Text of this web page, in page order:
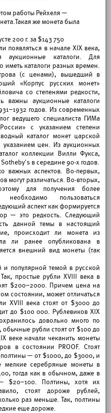
работы Рейхеля —
же монета была
200 г. за $143 750
появляться в начале XIX века,
аукционные каталоги. Для
иметь каталоги разных времен.
(с ценами), вышедший в
«Корпус русских монет»
со степенями редкости,
важны аукционные каталоги
годов. Из современных
ведущего специалиста ГИМа
с указанием степени
каталог монет царской
указанием цен. Из аукционных
коллекции Вилли Фукса,
в середине 90-х годов.
важных аспектов. Во-первых,
могут различаться. Во-вторых,
для получения более
пользоваться
аспект как формируется
— это редкость. Следующий
данной темы в настоящий
происходит ли монета из
ли ранее опубликована в
внешний вид монеты (так
и популярной темой в русской
простые рубли XVIII века в
$200–2000. Причем цена на
состоянии, может отличаться
XVIII века стоят от $3000 до
до $100 000. Рублевиков XIX
довольно много по
рубли стоят от $100 до
веке начали чеканить монеты
в состоянии PROOF. Стоят
— от $1000, до $3000, и
мелкие серебряные монеты в
тогда как в обычном, даже в
$20–100. Полтины, хотя их
стоят дороже рублей,
раз меньше. Так, полтины
еще дороже.